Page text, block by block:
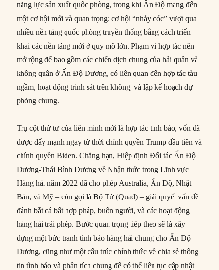
năng lực sản xuất quốc phòng, trong khi Ấn Độ mang đến
một cơ hội mới và quan trọng: cơ hội “nhảy cóc” vượt qua
nhiều nền tảng quốc phòng truyền thống bằng cách triển
khai các nền tảng mới ở quy mô lớn. Phạm vi hợp tác nên
mở rộng để bao gồm các chiến dịch chung của hải quân và
không quân ở Ấn Độ Dương, có liên quan đến hợp tác tàu
ngầm, hoạt động trinh sát trên không, và lập kế hoạch dự
phòng chung.
Trụ cột thứ tư của liên minh mới là hợp tác tình báo, vốn đã
được đẩy mạnh ngay từ thời chính quyền Trump đầu tiên và
chính quyền Biden. Chẳng hạn, Hiệp định Đối tác Ấn Độ
Dương-Thái Bình Dương về Nhận thức trong Lĩnh vực
Hàng hải năm 2022 đã cho phép Australia, Ấn Độ, Nhật
Bản, và Mỹ – còn gọi là Bộ Tứ (Quad) – giải quyết vấn đề
đánh bắt cá bất hợp pháp, buôn người, và các hoạt động
hàng hải trái phép. Bước quan trọng tiếp theo sẽ là xây
dựng một bức tranh tình báo hàng hải chung cho Ấn Độ
Dương, cũng như một cấu trúc chính thức về chia sẻ thông
tin tình báo và phân tích chung để có thể liên tục cập nhật